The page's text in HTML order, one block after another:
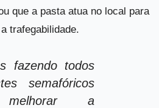
que a pasta atua no local para
trafegabilidade.
fazendo todos
semafóricos
a